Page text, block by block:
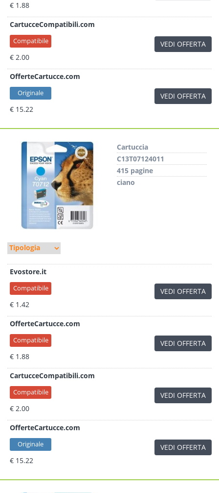
€ 1.88
CartucceCompatibili.com
Compatibile
€ 2.00
VEDI OFFERTA
OfferteCartucce.com
Originale
€ 15.22
VEDI OFFERTA
Cartuccia
C13T07124011
415 pagine
ciano
Evostore.it
Compatibile
€ 1.42
VEDI OFFERTA
OfferteCartucce.com
Compatibile
€ 1.88
VEDI OFFERTA
CartucceCompatibili.com
Compatibile
€ 2.00
VEDI OFFERTA
OfferteCartucce.com
Originale
€ 15.22
VEDI OFFERTA